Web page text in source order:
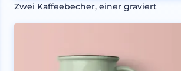
Zwei Kaffeebecher, einer graviert